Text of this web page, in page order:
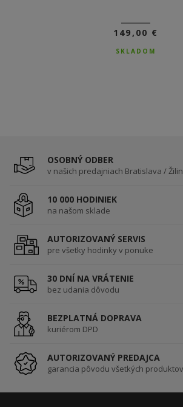
149,00 €
SKLADOM
99,00 €
OSOBNÝ ODBER
v našich predajniach Bratislava /
10 000 HODINIEK
na našom sklade
AUTORIZOVANÝ SERVIS
pre všetky hodinky v ponuke
30 DNÍ NA VRÁTENIE
bez udania dôvodu
BEZPLATNÁ DOPRAVA
kuriérom DPD
AUTORIZOVANÝ PREDAJCA
garancia pôvodu všetkých produktov